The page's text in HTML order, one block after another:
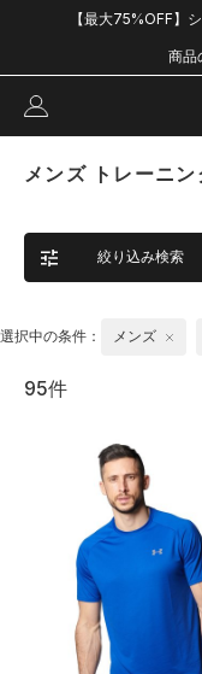
【最大75%OFF】
商品
メンズ トレーニ
絞り込み検索
選択中の条件： メンズ
95件